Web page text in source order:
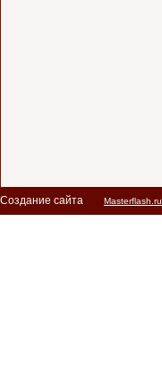
Создание сайта Masterflash.ru